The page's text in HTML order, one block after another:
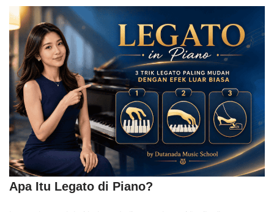
Apa Itu Legato di Piano?